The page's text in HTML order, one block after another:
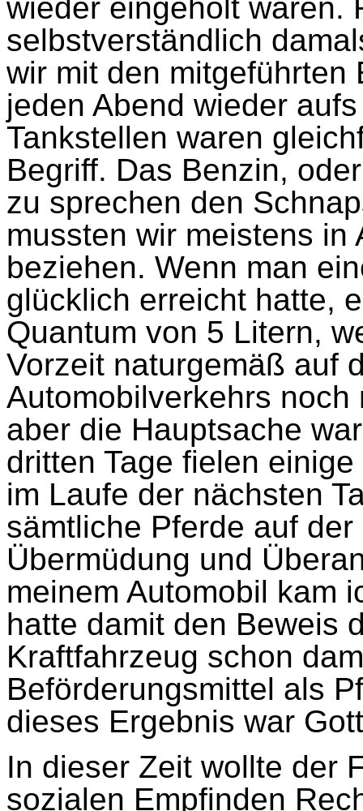
wieder eingeholt waren.
selbstverständlich
wir mit den mitgeführten
jeden Abend wieder
Tankstellen waren
Begriff. Das Benzin,
zu sprechen den
mussten wir meistens in
beziehen. Wenn man
glücklich erreicht hatte,
Quantum von 5 Litern,
Vorzeit naturgemäß auf
Automobilverkehrs
aber die Hauptsache
dritten Tage fielen
im Laufe der nächsten
sämtliche Pferde auf
Übermüdung und
meinem Automobil kam
hatte damit den Beweis
Kraftfahrzeug schon
Beförderungsmittel als
dieses Ergebnis war
In dieser Zeit wollte der
sozialen Empfinden